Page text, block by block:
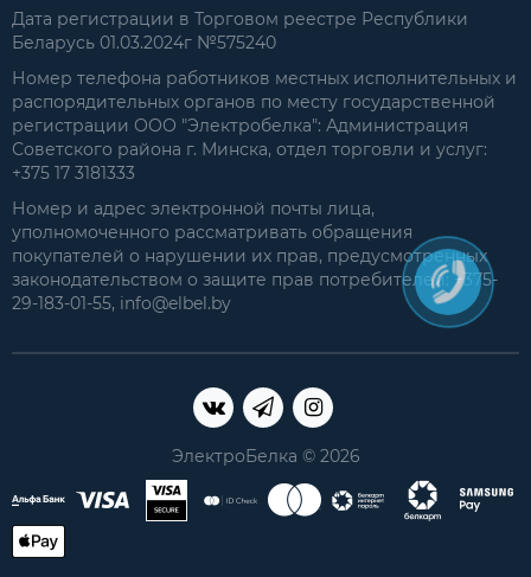
Дата регистрации в Торговом реестре Республики
Беларусь 01.03.2024г №575240
Номер телефона работников местных исполнительных и
распорядительных органов по месту государственной
регистрации ООО "Электробелка": Администрация
Советского района г. Минска, отдел торговли и услуг:
+375 17 3181333
Номер и адрес электронной почты лица,
уполномоченного рассматривать обращения
покупателей о нарушении их прав, предусмотренных
законодательством о защите прав потребителей: +375-
29-183-01-55, info@elbel.by
ЭлектроБелка © 2026